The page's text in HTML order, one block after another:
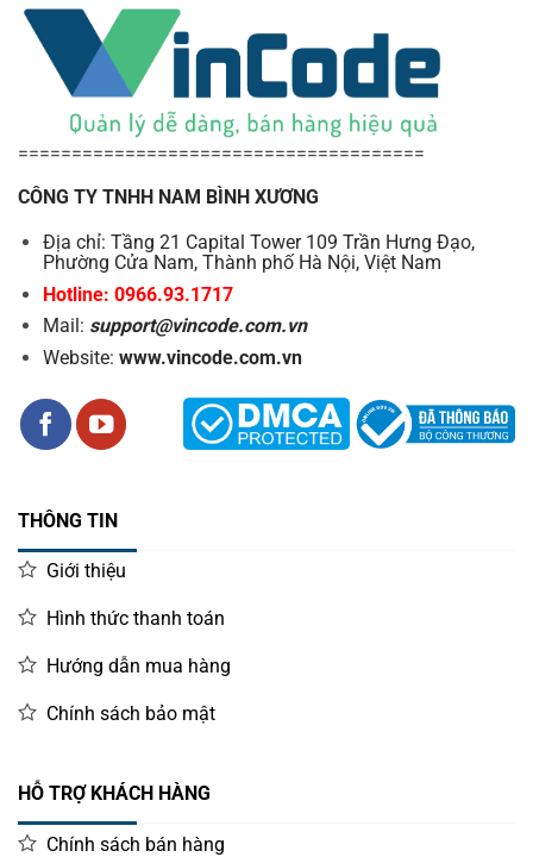
======================================
CÔNG TY TNHH NAM BÌNH XƯƠNG
Địa chỉ: Tầng 21 Capital Tower 109 Trần Hưng Đạo,
Phường Cửa Nam, Thành phố Hà Nội, Việt Nam
Hotline: 0966.93.1717
Mail: support@vincode.com.vn
Website: www.vincode.com.vn
THÔNG TIN
Giới thiệu
Hình thức thanh toán
Hướng dẫn mua hàng
Chính sách bảo mật
HỖ TRỢ KHÁCH HÀNG
Chính sách bán hàng